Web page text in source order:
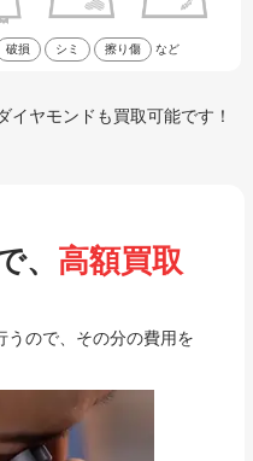
破損 シミ 擦り傷 など
イヤモンドも買取可能です！
、 高額買取
うので、その分の費用を